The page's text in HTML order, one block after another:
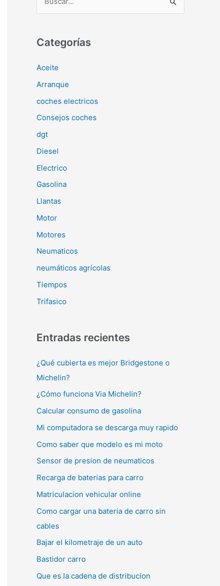
c
r
p
o
r
Categorías
Aceite
Arranque
coches electricos
Consejos coches
dgt
Diesel
Electrico
Gasolina
Llantas
Motor
Motores
Neumaticos
neumáticos agrícolas
Tiempos
Trifasico
Entradas recientes
¿Qué cubierta es mejor Bridgestone o
Michelin?
¿Cómo funciona Via Michelin?
Calcular consumo de gasolina
Mi computadora se descarga muy rapido
Como saber que modelo es mi moto
Sensor de presion de neumaticos
Recarga de baterias para carro
Matriculacion vehicular online
Como cargar una bateria de carro sin
cables
Bajar el kilometraje de un auto
Bastidor carro
Que es la cadena de distribucion